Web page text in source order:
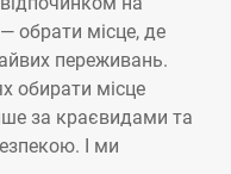
обрати місце, де
переживань.
обирати місце
за краєвидами та
І ми